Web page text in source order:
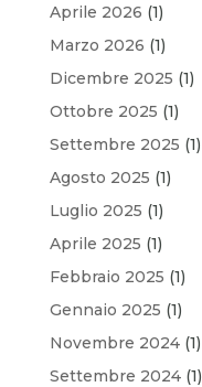
Aprile 2026 (1)
Marzo 2026 (1)
Dicembre 2025 (1)
Ottobre 2025 (1)
Settembre 2025 (1)
Agosto 2025 (1)
Luglio 2025 (1)
Aprile 2025 (1)
Febbraio 2025 (1)
Gennaio 2025 (1)
Novembre 2024(1)
Settembre 2024(1)